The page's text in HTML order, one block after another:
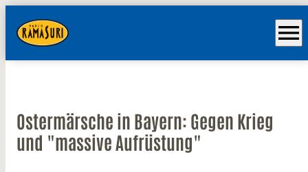
menu
Ostermärsche in Bayern: Gegen Krieg
und "massive Aufrüstung"